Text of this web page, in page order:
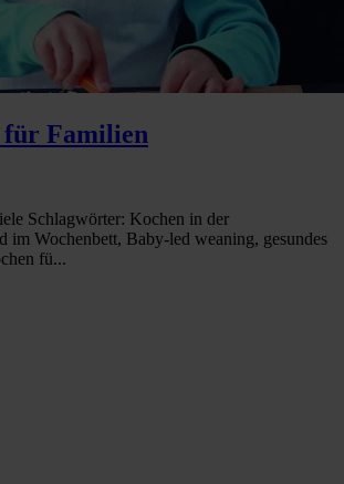
Familien
Schlagwörter: Kochen in der
im Wochenbett, Baby-led weaning, gesundes
fü...